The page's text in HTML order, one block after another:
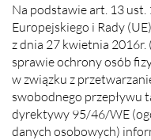
Na podstawie art. 13 ust.
Europejskiego i Rady
z dnia 27 kwietnia 2016r.
sprawie ochrony osób
w związku z
swobodnego przepływu
dyrektywy 95/46/WE
danych osobowych)